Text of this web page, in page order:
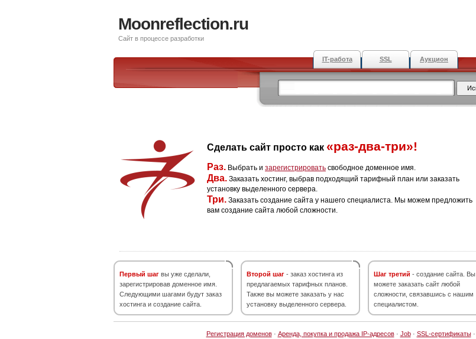
Moonreflection.ru
Сайт в процессе разработки
IT-работа SSL Аукцион
Сделать сайт просто как «раз-два-три»!
Раз. Выбрать и зарегистрировать свободное доменное имя.
Два. Заказать хостинг, выбрав подходящий тарифный план или заказать
установку выделенного сервера.
Три. Заказать создание сайта у нашего специалиста. Мы можем предложить
вам создание сайта любой сложности.
Первый шаг вы уже сделали,
зарегистрировав доменное имя.
Следующими шагами будут заказ
хостинга и создание сайта.
Второй шаг - заказ хостинга из
предлагаемых тарифных планов.
Также вы можете заказать у нас
установку выделенного сервера.
Шаг третий - создание сайта. Вы
можете заказать сайт любой
сложности, связавшись с нашим
специалистом.
Регистрация доменов· Аренда, покупка и продажа IP-адресов· Job· SSL-сертификаты·